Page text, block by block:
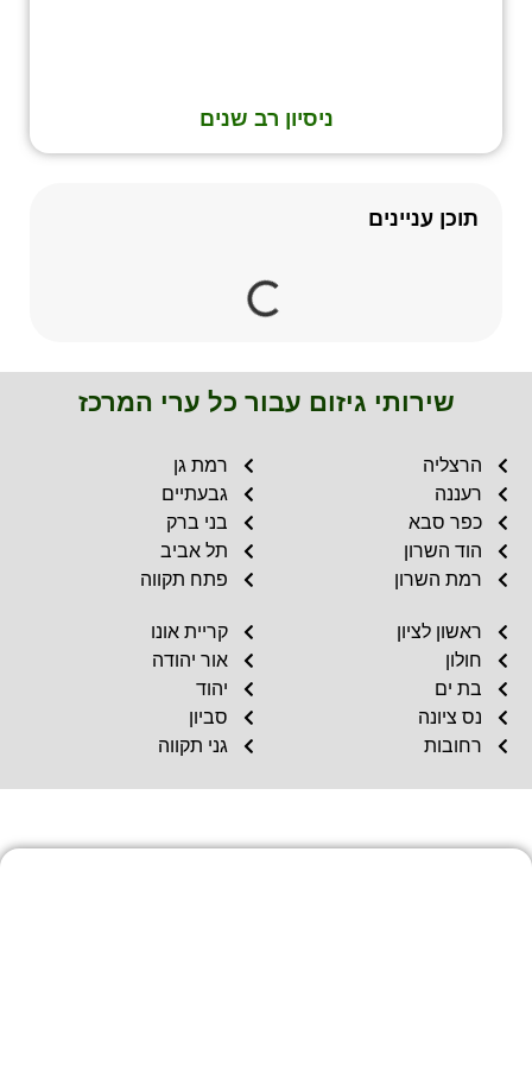
ניסיון רב שנים
תוכן עניינים
שירותי גיזום עבור כל ערי המרכז
הרצליה
רעננה
כפר סבא
הוד השרון
רמת השרון
רמת גן
גבעתיים
בני ברק
תל אביב
פתח תקווה
ראשון לציון
חולון
בת ים
נס ציונה
רחובות
קריית אונו
אור יהודה
יהוד
סביון
גני תקווה